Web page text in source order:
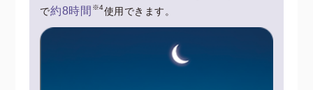
で約8時間 ※4使用できます。